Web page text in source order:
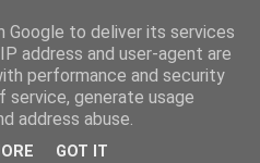
Google to deliver its services
address and user-agent are
performance and security
generate usage
address abuse.
GOT IT